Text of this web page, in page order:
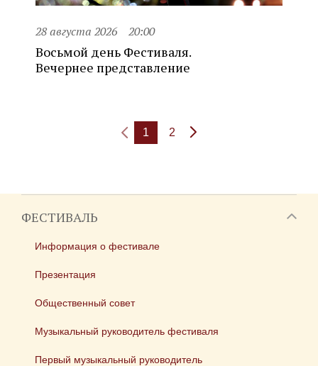
28 августа 2026 20:00
Восьмой день Фестиваля.
Вечернее представление
1 2
ФЕСТИВАЛЬ
Информация о фестивале
Презентация
Общественный совет
Музыкальный руководитель фестиваля
Первый музыкальный руководитель